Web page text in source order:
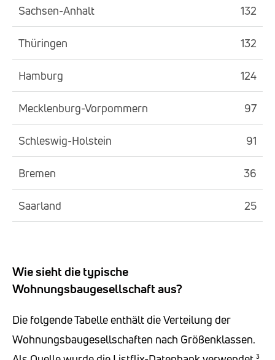
Sachsen-Anhalt 132
Thüringen 132
Hamburg 124
Mecklenburg-Vorpommern 97
Schleswig-Holstein 91
Bremen 36
Saarland 25
Wie sieht die typische
Wohnungsbaugesellschaft aus?
Die folgende Tabelle enthält die Verteilung der
Wohnungsbaugesellschaften nach Größenklassen.